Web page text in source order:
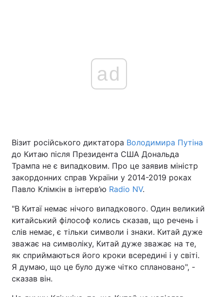
ad
Візит російського диктатора Володимира Путіна
до Китаю після Президента США Дональда
Трампа не є випадковим. Про це заявив міністр
закордонних справ України у 2014-2019 роках
Павло Клімкін в інтерв’ю Radio NV.
"В Китаї немає нічого випадкового. Один великий
китайський філософ колись сказав, що речень і
слів немає, є тільки символи і знаки. Китай дуже
зважає на символіку, Китай дуже зважає на те,
як сприймаються його кроки всередині і у світі.
Я думаю, що це було дуже чітко сплановано", -
сказав він.